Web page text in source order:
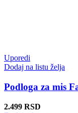
Uporedi
Dodaj na listu želja
Podloga za mis
2.499 RSD